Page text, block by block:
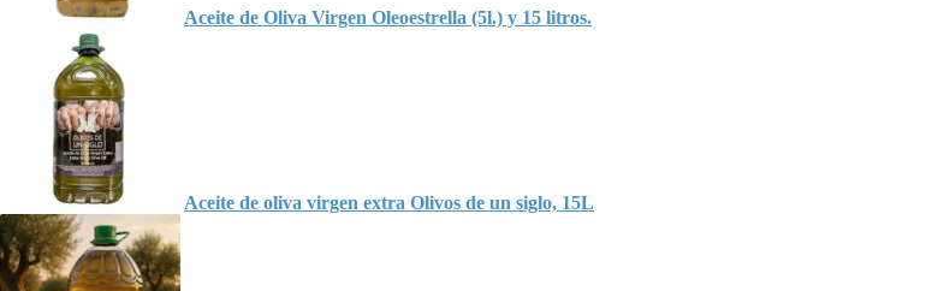
Aceite de Oliva Virgen Oleoestrella (5l.) y 15 litros.
Aceite de oliva virgen extra Olivos de un siglo, 15L